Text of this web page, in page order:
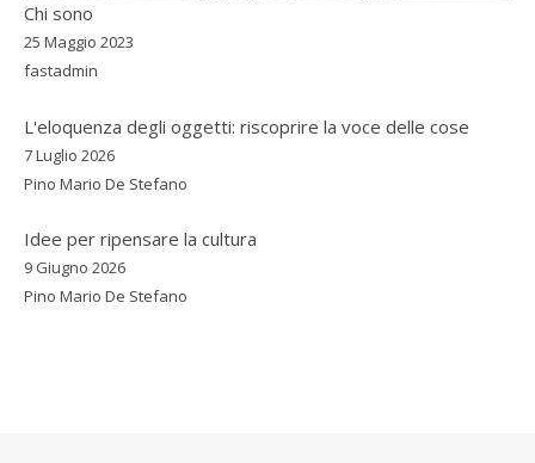
Chi sono
25 Maggio 2023
fastadmin
L'eloquenza degli oggetti: riscoprire la voce delle cose
7 Luglio 2026
Pino Mario De Stefano
Idee per ripensare la cultura
9 Giugno 2026
Pino Mario De Stefano